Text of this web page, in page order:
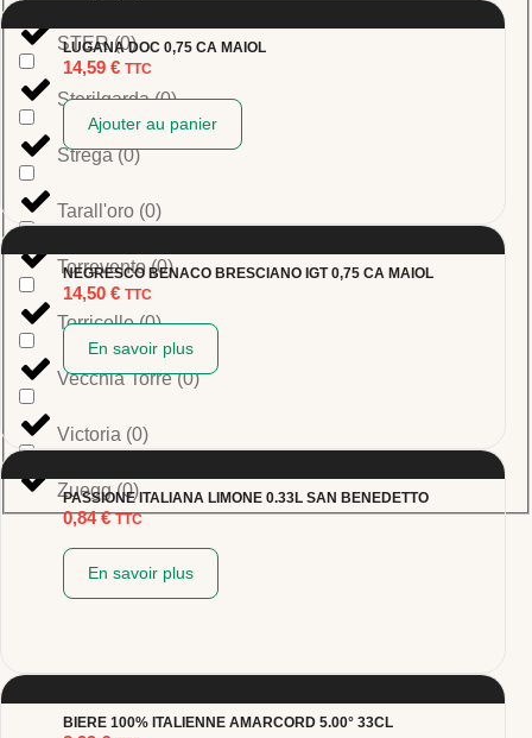
STER(0)
Sterilgarda(0)
Strega(0)
Tarall'oro (0)
Torrevento(0)
Torricelle(0)
Vecchia Torre(0)
Victoria (0)
Zuegg(0)
LUGANA DOC 0,75 CA MAIOL
14,59 € TTC
Ajouter au panier
NEGRESCO BENACO BRESCIANO IGT 0,75 CA MAIOL
14,50 € TTC
En savoir plus
PASSIONE ITALIANA LIMONE 0.33L SAN BENEDETTO
0,84€ TTC
En savoir plus
BIERE 100% ITALIENNE AMARCORD 5.00° 33CL